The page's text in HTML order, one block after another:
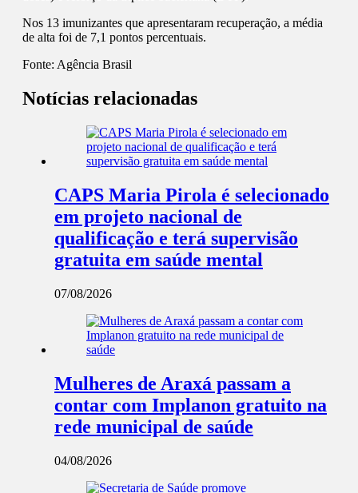
Nos 13 imunizantes que apresentaram recuperação, a média
de alta foi de 7,1 pontos percentuais.
Fonte: Agência Brasil
Notícias relacionadas
CAPS Maria Pirola é selecionado
em projeto nacional de
qualificação e terá supervisão
gratuita em saúde mental
07/08/2026
Mulheres de Araxá passam a
contar com Implanon gratuito na
rede municipal de saúde
04/08/2026